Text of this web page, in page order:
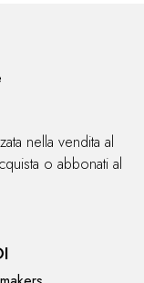
nella vendita al
o abbonati al